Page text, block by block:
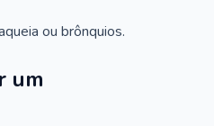
ou brônquios.
um